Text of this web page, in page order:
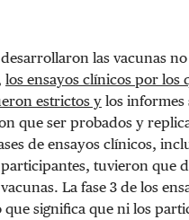
las vacunas
los ensayos clínicos por los
estrictos y los informes
que ser probados y
de ensayos clínicos,
tuvieron que
La fase 3 de los
significa que ni los